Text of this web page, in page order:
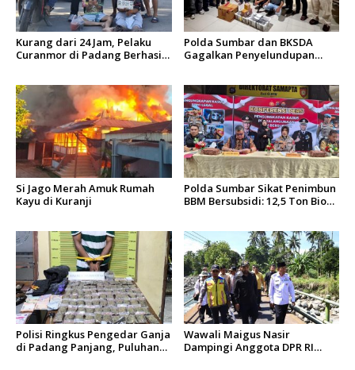
Kurang dari 24 Jam, Pelaku
Curanmor di Padang Berhasil
Polda Sumbar dan BKSDA
Gagalkan Penyelundupan
Si Jago Merah Amuk Rumah
Kayu di Kuranji
Polda Sumbar Sikat Penimbun
BBM Bersubsidi: 12,5 Ton Bio
Polisi Ringkus Pengedar Ganja
di Padang Panjang, Puluhan
Wawali Maigus Nasir
Dampingi Anggota DPR RI